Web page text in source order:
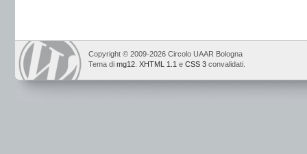
Copyright © 2009-2026 Circolo UAAR Bologna
Tema di mg12 XHTML 1.1 e CSS 3 convalidati.